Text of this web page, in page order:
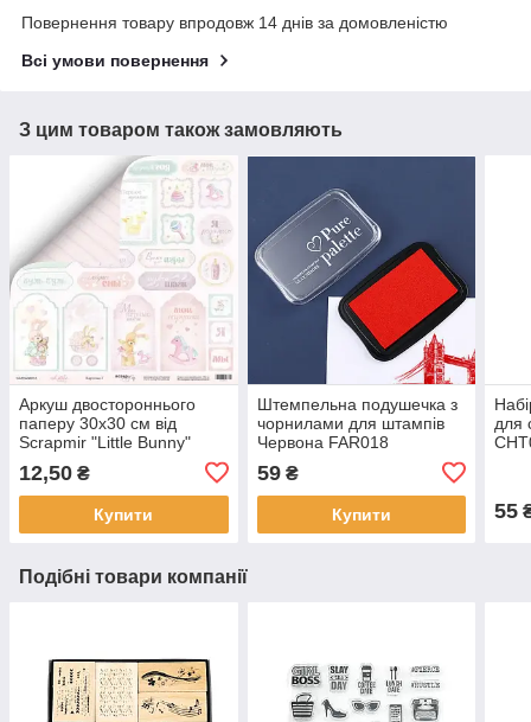
Повернення товару впродовж 14 днів за домовленістю
Всі умови повернення
З цим товаром також замовляють
Аркуш двостороннього
паперу 30х30 см від
Scrapmir "Little Bunny"
SM2400010
12,50 ₴
Купити
Штемпельна подушечка з
чорнилами для штампів
Червона FAR018
59₴
Купити
для
55
Подібні товари компанії